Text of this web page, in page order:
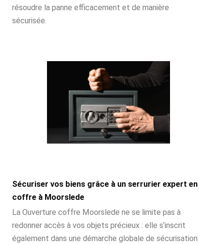
résoudre la panne efficacement et de manière
sécurisée.
Sécuriser vos biens grâce à un serrurier expert en
coffre à Moorslede
La Ouverture coffre Moorslede ne se limite pas à
redonner accès à vos objets précieux : elle s’inscrit
également dans une démarche globale de sécurisation